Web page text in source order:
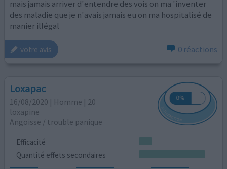
mais jamais arriver d'entendre des vois on ma 'inventer
des maladie que je n'avais jamais eu on ma hospitalisé de
manier illégal
votre avis 0 réactions
Loxapac
16/08/2020 | Homme | 20
loxapine
Angoisse / trouble panique
Efficacité
Quantité effets secondaires